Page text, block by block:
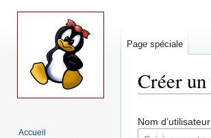
Créer
à
à
Nom d’utilisateur
Page spéciale
Accueil